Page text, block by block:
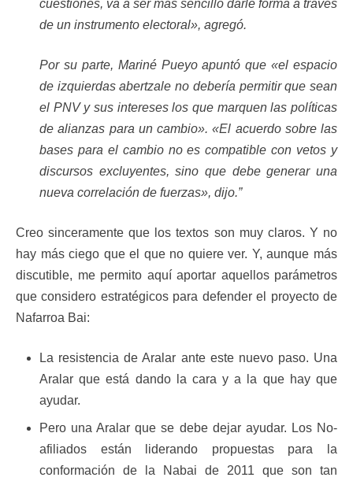
cuestiones, va a ser más sencillo darle forma a través
de un instrumento electoral», agregó.
Por su parte, Mariné Pueyo apuntó que «el espacio
de izquierdas abertzale no debería permitir que sean
el PNV y sus intereses los que marquen las políticas
de alianzas para un cambio». «El acuerdo sobre las
bases para el cambio no es compatible con vetos y
discursos excluyentes, sino que debe generar una
nueva correlación de fuerzas», dijo.”
Creo sinceramente que los textos son muy claros. Y no
hay más ciego que el que no quiere ver. Y, aunque más
discutible, me permito aquí aportar aquellos parámetros
que considero estratégicos para defender el proyecto de
Nafarroa Bai:
La resistencia de Aralar ante este nuevo paso. Una
Aralar que está dando la cara y a la que hay que
ayudar.
Pero una Aralar que se debe dejar ayudar. Los No-
afiliados están liderando propuestas para la
conformación de la Nabai de 2011 que son tan